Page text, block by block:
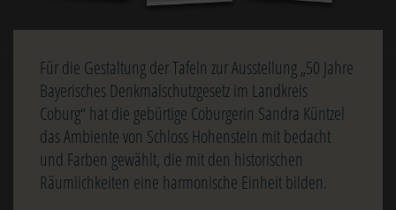
Für die Gestaltung der Tafeln zur Ausstellung „50 Jahre
Bayerisches Denkmalschutzgesetz im Landkreis
Coburg“ hat die gebürtige Coburgerin Sandra Küntzel
das Ambiente von Schloss Hohenstein mit bedacht
und Farben gewählt, die mit den historischen
Räumlichkeiten eine harmonische Einheit bilden.